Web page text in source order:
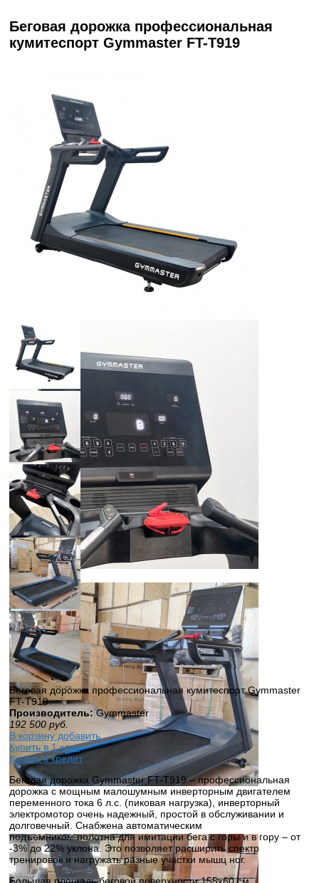
Беговая дорожка профессиональная
кумитеспорт Gymmaster FT-T919
Беговая дорожка профессиональная кумитеспорт Gymmaster
FT-T919
Производитель:Gymmaster
192 500 руб.
В корзину добавить
Купить в 1 клик
Купить в кредит
Беговая дорожка Gymmaster FT-T919 – профессиональная
дорожка с мощным малошумным инверторным двигателем
переменного тока 6 л.с. (пиковая нагрузка), инверторный
электромотор очень надежный, простой в обслуживании и
долговечный. Снабжена автоматическим
подъемником полотна для имитации бега с горы и в гору – от
-3% до 22% уклона. Это позволяет расширить спектр
тренировок и нагружать разные участки мышц ног.
Большая площадь беговой поверхности 155х60 см